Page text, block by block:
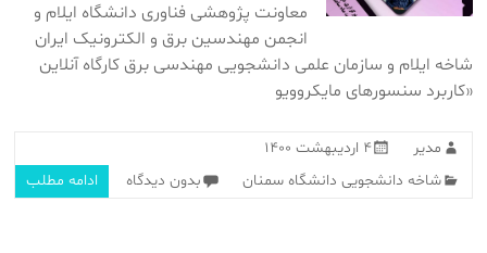
معاونت پژوهشی فناوری دانشگاه ایلام و
انجمن مهندسین برق و الکترونیک ایران
شاخه ایلام و سازمان علمی دانشجویی مهندسی برق کارگاه آنلاین
«کاربرد سنسورهای مایکروویو
مدیر
۴ اردیبهشت ۱۴۰۰
شاخه دانشجویی دانشگاه سمنان
بدون دیدگاه ادامه مطلب